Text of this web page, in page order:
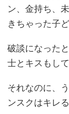
ン、金持ち、
きちゃった子
破談になった
士とキスもし
それなのに、
ンスクはキレる